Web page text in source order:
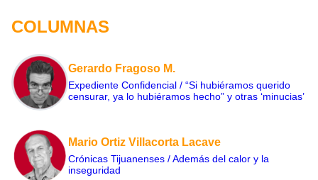
COLUMNAS
Gerardo Fragoso M.
Expediente Confidencial / “Si hubiéramos querido
censurar, ya lo hubiéramos hecho” y otras ‘minucias’
Mario Ortiz Villacorta Lacave
Crónicas Tijuanenses / Además del calor y la
inseguridad